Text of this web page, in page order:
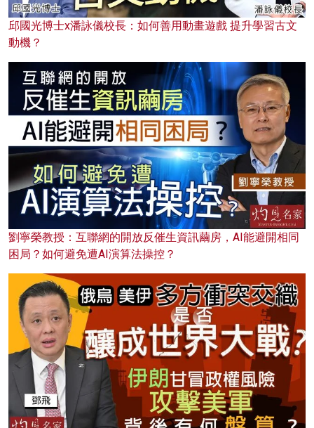
邱國光博士x潘詠儀校長：如何善用動畫遊戲 提升學習古文
動機？
劉寧榮教授：互聯網的開放反催生資訊繭房，AI能避開相同
困局？如何避免遭AI演算法操控？